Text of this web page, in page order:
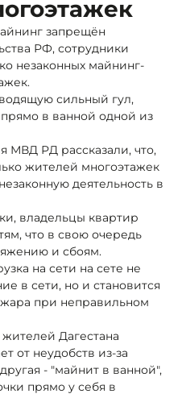
запрещён
РФ, сотрудники
незаконных майнинг-
сильный гул,
в ванной одной из
МВД РД рассказали, что,
жителей многоэтажек
деятельность в
владельцы квартир
что в свою очередь
и сбоям.
на сети на сете не
в сети, но и становится
при неправильном
жителей Дагестана
от неудобств из-за
- "майнит в ванной",
прямо у себя в